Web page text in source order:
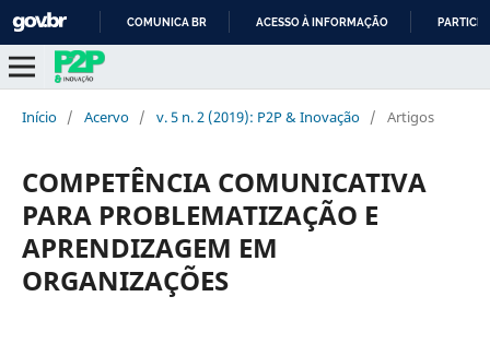
CONTEÚDO
COMUNICA BR ACESSO À INFORMAÇÃO
Início / Acervo / v. 5 n. 2 (2019): P2P & Inovação / Artigos
COMPETÊNCIA COMUNICATIVA
PARA PROBLEMATIZAÇÃO E
APRENDIZAGEM EM
ORGANIZAÇÕES